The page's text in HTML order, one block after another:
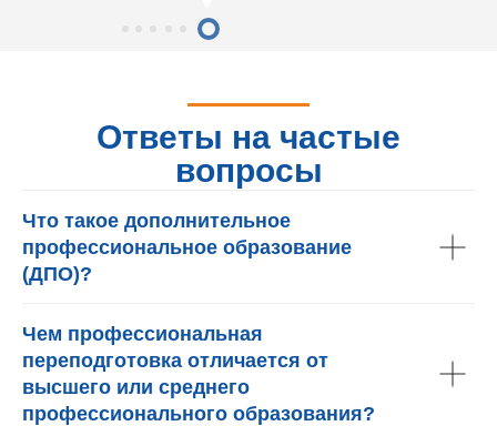
Ответы на частые
вопросы
Что такое дополнительное
профессиональное образование
(ДПО)?
Чем профессиональная
переподготовка отличается от
высшего или среднего
профессионального образования?